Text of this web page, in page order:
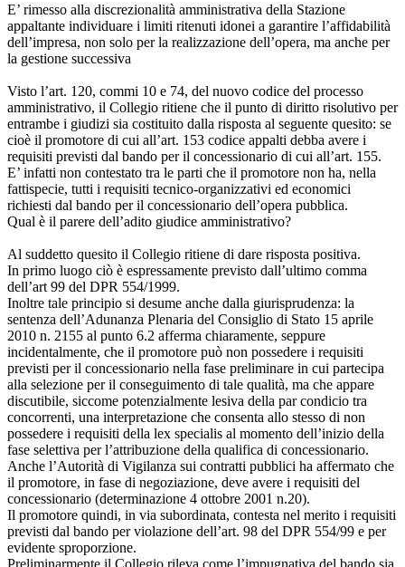
E’ rimesso alla discrezionalità amministrativa della Stazione
appaltante individuare i limiti ritenuti idonei a garantire l’affidabilità
dell’impresa, non solo per la realizzazione dell’opera, ma anche per
la gestione successiva
Visto l’art. 120, commi 10 e 74, del nuovo codice del processo
amministrativo, il Collegio ritiene che il punto di diritto risolutivo per
entrambe i giudizi sia costituito dalla risposta al seguente quesito: se
cioè il promotore di cui all’art. 153 codice appalti debba avere i
requisiti previsti dal bando per il concessionario di cui all’art. 155.
E’ infatti non contestato tra le parti che il promotore non ha, nella
fattispecie, tutti i requisiti tecnico-organizzativi ed economici
richiesti dal bando per il concessionario dell’opera pubblica.
Qual è il parere dell’adito giudice amministrativo?
Al suddetto quesito il Collegio ritiene di dare risposta positiva.
In primo luogo ciò è espressamente previsto dall’ultimo comma
dell’art 99 del DPR 554/1999.
Inoltre tale principio si desume anche dalla giurisprudenza: la
sentenza dell’Adunanza Plenaria del Consiglio di Stato 15 aprile
2010 n. 2155 al punto 6.2 afferma chiaramente, seppure
incidentalmente, che il promotore può non possedere i requisiti
previsti per il concessionario nella fase preliminare in cui partecipa
alla selezione per il conseguimento di tale qualità, ma che appare
discutibile, siccome potenzialmente lesiva della par condicio tra
concorrenti, una interpretazione che consenta allo stesso di non
possedere i requisiti della lex specialis al momento dell’inizio della
fase selettiva per l’attribuzione della qualifica di concessionario.
Anche l’Autorità di Vigilanza sui contratti pubblici ha affermato che
il promotore, in fase di negoziazione, deve avere i requisiti del
concessionario (determinazione 4 ottobre 2001 n.20).
Il promotore quindi, in via subordinata, contesta nel merito i requisiti
previsti dal bando per violazione dell’art. 98 del DPR 554/99 e per
evidente sproporzione.
Preliminarmente il Collegio rileva come l’impugnativa del bando sia